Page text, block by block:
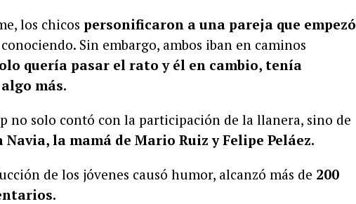
los chicos personificaron a una pareja que empezó
Sin embargo, ambos iban en caminos
quería pasar el rato y él en cambio, tenía
más.
no solo contó con la participación de la llanera, sino de
Navia, la mamá de Mario Ruiz y Felipe Peláez.
de los jóvenes causó humor, alcanzó más de 200